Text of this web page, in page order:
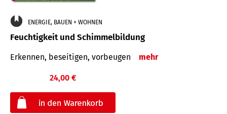
ENERGIE, BAUEN + WOHNEN
Feuchtigkeit und Schimmelbildung
Erkennen, beseitigen, vorbeugen mehr
24,00 €